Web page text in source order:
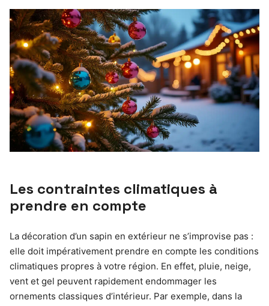
Les contraintes climatiques à
prendre en compte
La décoration d’un sapin en extérieur ne s’improvise pas :
elle doit impérativement prendre en compte les conditions
climatiques propres à votre région. En effet, pluie, neige,
vent et gel peuvent rapidement endommager les
ornements classiques d’intérieur. Par exemple, dans la